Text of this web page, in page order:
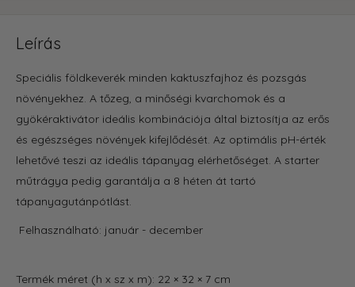
Leírás
Speciális földkeverék minden kaktuszfajhoz és pozsgás
növényekhez. A tőzeg, a minőségi kvarchomok és a
gyökéraktivátor ideális kombinációja által biztosítja az erős
és egészséges növények kifejlődését. Az optimális pH-érték
lehetővé teszi az ideális tápanyag elérhetőséget. A starter
műtrágya pedig garantálja a 8 héten át tartó
tápanyagutánpótlást.
Felhasználható: január - december
Termék méret (h x sz x m): 22 × 32 × 7 cm